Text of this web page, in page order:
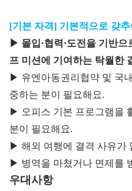
[기본 자격] 기본적으로 갖
▶ 몰입·협력·도전을 기반으
프 미션에 기여하는 탁월한
▶ 유엔아동권리협약 및 국
중하는 분이 필요해요.
▶ 오피스 기본 프로그램을
분이 필요해요.
▶ 해외 여행에 결격 사유가
▶ 병역을 마쳤거나 면제를
우대사항